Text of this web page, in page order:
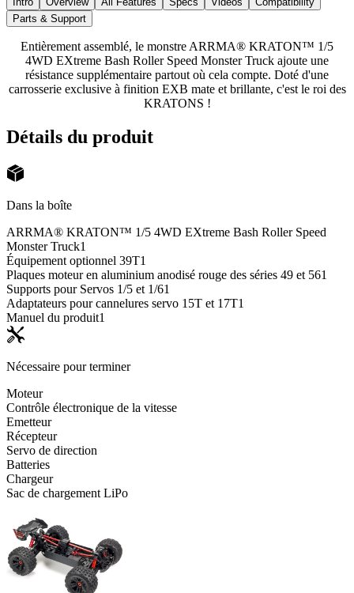
Parts & Support
Entièrement assemblé, le monstre ARRMA® KRATON™ 1/5
4WD EXtreme Bash Roller Speed Monster Truck ajoute une
résistance supplémentaire partout où cela compte. Doté d'une
carrosserie exclusive à finition EXB mate et brillante, c'est le roi des
KRATONS !
Détails du produit
Dans la boîte
ARRMA® KRATON™ 1/5 4WD EXtreme Bash Roller Speed
Monster Truck1
Équipement optionnel 39T1
Plaques moteur en aluminium anodisé rouge des séries 49 et 561
Supports pour Servos 1/5 et 1/61
Adaptateurs pour cannelures servo 15T et 17T1
Manuel du produit1
Nécessaire pour terminer
Moteur
Contrôle électronique de la vitesse
Emetteur
Récepteur
Servo de direction
Batteries
Chargeur
Sac de chargement LiPo